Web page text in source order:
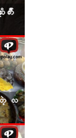
က်ိဳး
လ